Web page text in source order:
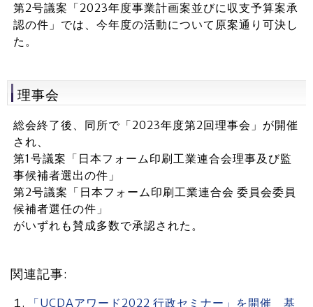
第2号議案「2023年度事業計画案並びに収支予算案承
認の件」では、今年度の活動について原案通り可決し
た。
理事会
総会終了後、同所で「2023年度第2回理事会」が開催
され、
第1号議案「日本フォーム印刷工業連合会理事及び監
事候補者選出の件」
第2号議案「日本フォーム印刷工業連合会 委員会委員
候補者選任の件」
がいずれも賛成多数で承認された。
関連記事:
「UCDAアワード2022 行政セミナー」を開催 基